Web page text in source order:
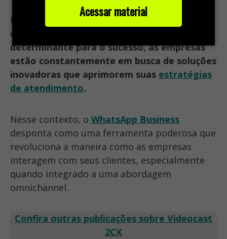
Acessar material
No cenário do mercado atual, onde a
conexão eficaz com os clientes é um fator
determinante para o sucesso, as empresas
estão constantemente em busca de soluções
inovadoras que aprimorem suas estratégias
de atendimento.
Nesse contexto, o WhatsApp Business
desponta como uma ferramenta poderosa que
revoluciona a maneira como as empresas
interagem com seus clientes, especialmente
quando integrado a uma abordagem
omnichannel.
Confira outras publicações sobre Videocast
2CX